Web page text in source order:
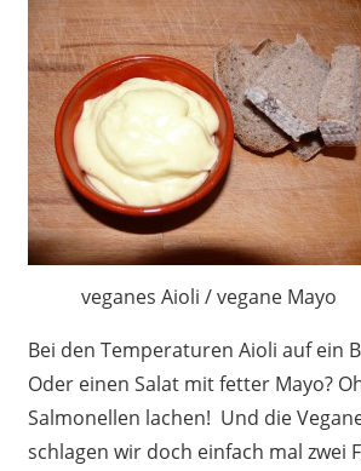
veganes Aioli / vegane Mayo
Bei den Temperaturen Aioli auf ein
Oder einen Salat mit fetter Mayo?
Salmonellen lachen! Und die
schlagen wir doch einfach mal zwei